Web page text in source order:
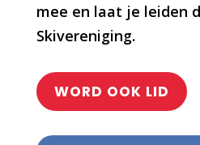
mee en laat je leiden
Skivereniging.
WORD OOK LID